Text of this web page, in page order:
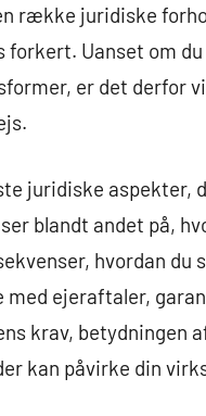
række juridiske
Uanset om
er det derfor
juridiske aspekter,
blandt andet på,
hvordan du
med ejeraftaler,
krav, betydningen
kan påvirke din